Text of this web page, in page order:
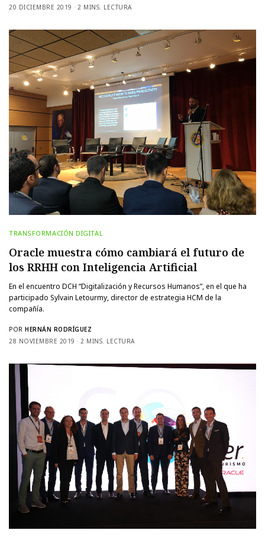
20 DICIEMBRE 2019
2 MINS. LECTURA
TRANSFORMACIÓN DIGITAL
Oracle muestra cómo cambiará el futuro de
los RRHH con Inteligencia Artificial
En el encuentro DCH “Digitalización y Recursos Humanos”, en el que ha
participado Sylvain Letourmy, director de estrategia HCM de la
compañía.
POR HERNÁN RODRÍGUEZ
28 NOVIEMBRE 2019
2 MINS. LECTURA